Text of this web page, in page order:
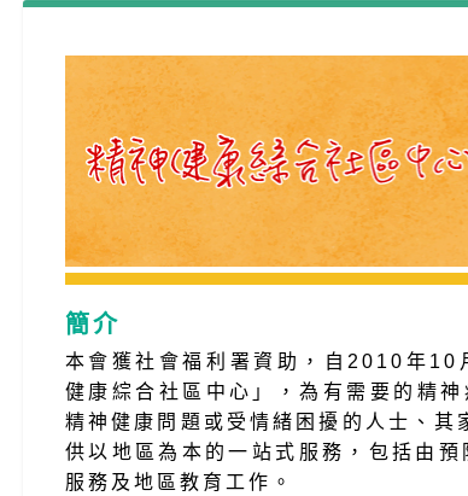
簡介
本會獲社會福利署資助，自2010年10
健康綜合社區中心」，為有需要的精
精神健康問題或受情緒困擾的人士、其
供以地區為本的一站式服務，包括由
服務及地區教育工作。